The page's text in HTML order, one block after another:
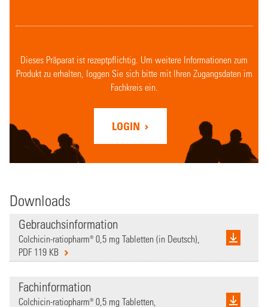
Dieses Präparat ist rezeptpflichtig. Um weitere Informationen zum
Produkt zu erhalten, loggen Sie sich bitte mit Ihren Zugangsdaten im
Fachkreis ein.
LOGIN
Downloads
Gebrauchsinformation
Colchicin-ratiopharm® 0,5 mg Tabletten (in Deutsch),
PDF 119 KB
Fachinformation
Colchicin-ratiopharm® 0,5 mg Tabletten,